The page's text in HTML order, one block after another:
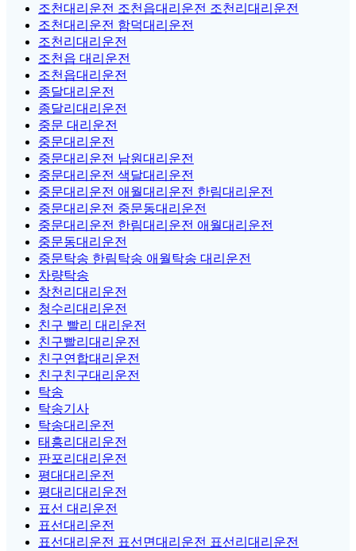
조천대리운전 조천읍대리운전 조천리대리운전
조천대리운전 함덕대리운전
조천리대리운전
조천읍 대리운전
조천읍대리운전
종달대리운전
종달리대리운전
중문 대리운전
중문대리운전
중문대리운전 남원대리운전
중문대리운전 색달대리운전
중문대리운전 애월대리운전 한림대리운전
중문대리운전 중문동대리운전
중문대리운전 한림대리운전 애월대리운전
중문동대리운전
중문탁송 한림탁송 애월탁송 대리운전
차량탁송
창천리대리운전
청수리대리운전
친구 빨리 대리운전
친구빨리대리운전
친구연합대리운전
친구친구대리운전
탁송
탁송기사
탁송대리운전
태흥리대리운전
판포리대리운전
평대대리운전
평대리대리운전
표선 대리운전
표선대리운전
표선대리운전 표선면대리운전 표선리대리운전